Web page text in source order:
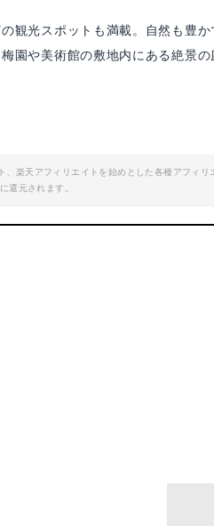
観光スポットも満載。自然も豊
園や美術館の敷地内にある絶景
楽天アフィリエイトを始めとした各種アフィ
還元されます。